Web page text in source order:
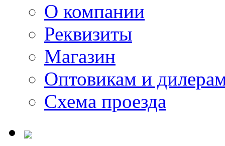
О компании
Реквизиты
Магазин
Оптовикам и
Схема проезда